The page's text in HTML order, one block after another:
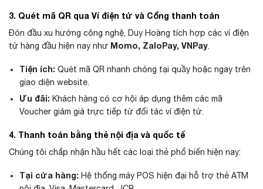
3. Quét mã QR qua Ví điện tử và Cổng thanh toán
Đón đầu xu hướng công nghệ, Duy Hoàng tích hợp các ví điện
tử hàng đầu hiện nay như Momo, ZaloPay, VNPay.
Tiện ích: Quét mã QR nhanh chóng tại quầy hoặc ngay trên
giao diện website.
Ưu đãi: Khách hàng có cơ hội áp dụng thêm các mã
Voucher giảm giá trực tiếp từ đối tác ví điện tử.
4. Thanh toán bằng thẻ nội địa và quốc tế
Chúng tôi chấp nhận hầu hết các loại thẻ phổ biến hiện nay:
Tại cửa hàng: Hệ thống máy POS hiện đại hỗ trợ thẻ ATM